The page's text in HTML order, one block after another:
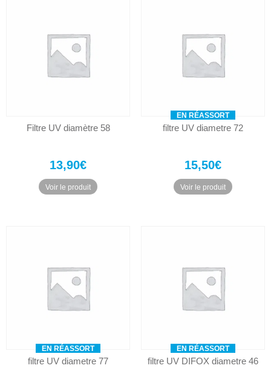
Filtre UV diamètre 58
13,90€
Voir le produit
EN RÉASSORT
filtre UV diametre 72
15,50€
Voir le produit
EN RÉASSORT
filtre UV diametre 77
EN RÉASSORT
filtre UV DIFOX diametre 46